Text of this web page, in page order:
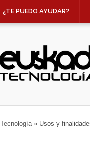
¿TE PUEDO AYUDAR?
Tecnología » Usos y